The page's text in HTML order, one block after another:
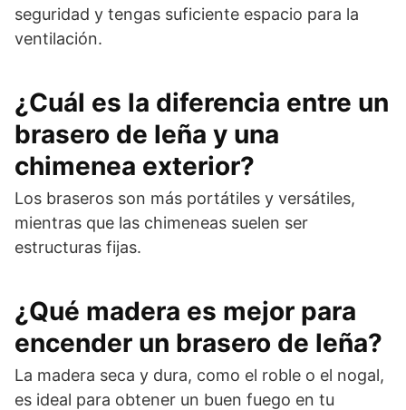
seguridad y tengas suficiente espacio para la
ventilación.
¿Cuál es la diferencia entre un
brasero de leña y una
chimenea exterior?
Los braseros son más portátiles y versátiles,
mientras que las chimeneas suelen ser
estructuras fijas.
¿Qué madera es mejor para
encender un brasero de leña?
La madera seca y dura, como el roble o el nogal,
es ideal para obtener un buen fuego en tu